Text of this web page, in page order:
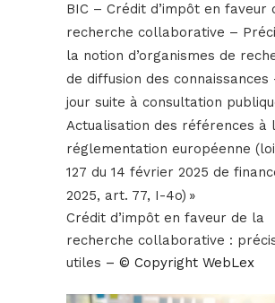
BIC – Crédit d’impôt en faveur
recherche collaborative –
la notion d’organismes de
de diffusion des connaissances
jour suite à consultation
Actualisation des références à
réglementation européenne
127 du 14 février 2025 de
2025, art. 77, I-4o) »
Crédit d’impôt en faveur de la
recherche collaborative :
utiles – © Copyright WebLex